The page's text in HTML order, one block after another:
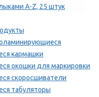
A-Z, 25 штук
кармашки
окошки для маркировки
скоросшиватели
табуляторы